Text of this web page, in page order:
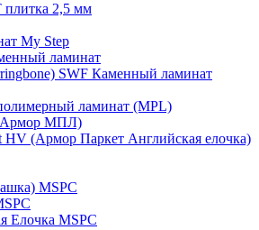
плитка 2,5 мм
My Step
ламинат
SWF Каменный ламинат
ламинат (MPL)
(Армор МПЛ)
HV (Армор Паркет Английская елочка)
MSPC
Елочка MSPC